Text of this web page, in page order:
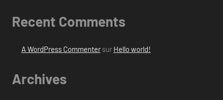
Recent Comments
A WordPress Commentersur Hello world!
Archives